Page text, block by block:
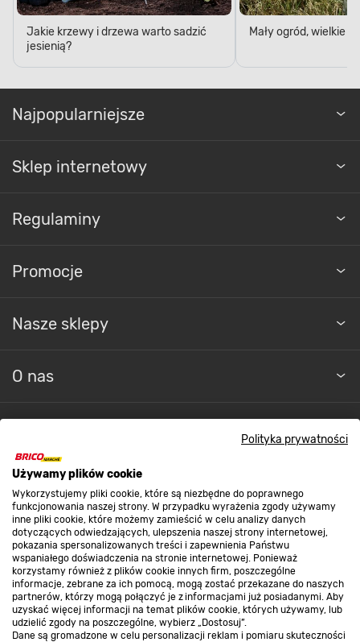
Polityka prywatności
Używamy plików cookie
Wykorzystujemy pliki cookie, które są niezbędne do poprawnego
funkcjonowania naszej strony. W przypadku wyrażenia zgody używamy
inne pliki cookie, które możemy zamieścić w celu analizy danych
dotyczących odwiedzających, ulepszenia naszej strony internetowej,
pokazania spersonalizowanych treści i zapewnienia Państwu
wspaniałego doświadczenia na stronie internetowej. Ponieważ
korzystamy również z plików cookie innych firm, poszczególne
informacje, zebrane za ich pomocą, mogą zostać przekazane do naszych
partnerów, którzy mogą połączyć je z informacjami już posiadanymi. Aby
uzyskać więcej informacji na temat plików cookie, których używamy, lub
udzielić zgody na poszczególne, wybierz „Dostosuj”.
Dane są gromadzone w celu personalizacji reklam i pomiaru skuteczności
Jakie krzewy i drzewa warto sadzić
jesienią?
Mały ogród, wielkie
Najpopularniejsze
Sklep internetowy
Regulaminy
Promocje
Nasze sklepy
O nas
Strefa biznesu
Dołącz do nas
Metody płatności